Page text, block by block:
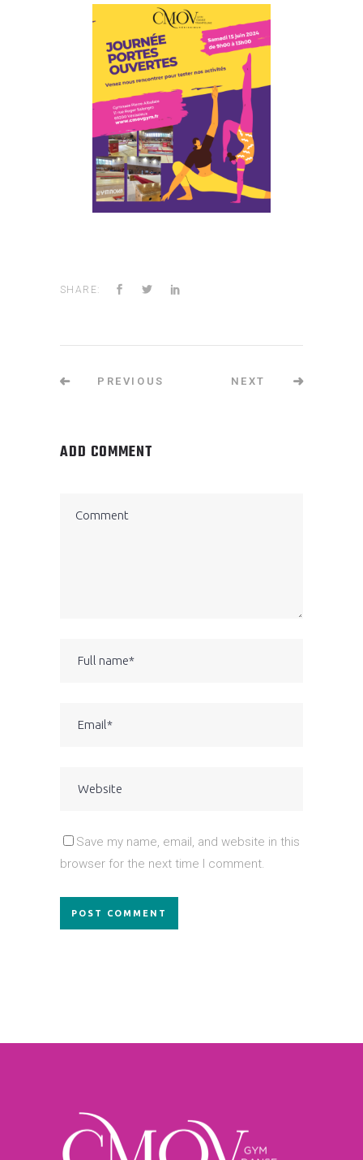
SHARE:
PREVIOUS NEXT
ADD COMMENT
Save my name, email, and website in this
browser for the next time I comment.